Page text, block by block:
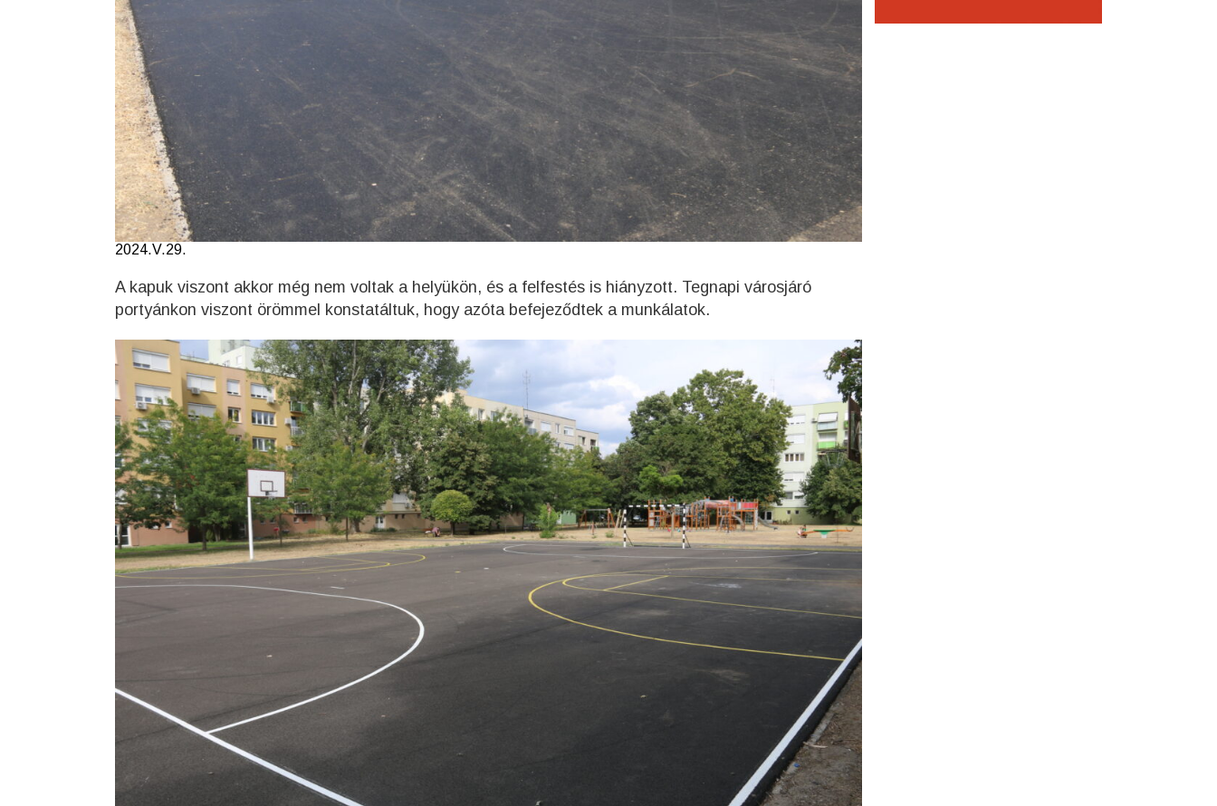
2024.V.29.
A kapuk viszont akkor még nem voltak a helyükön, és a felfestés is hiányzott. Tegnapi városjáró
portyánkon viszont örömmel konstatáltuk, hogy azóta befejeződtek a munkálatok.